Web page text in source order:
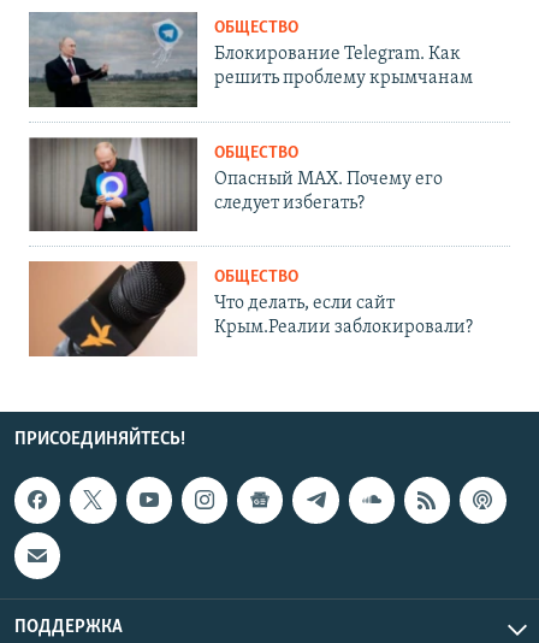
ОБЩЕСТВО
Блокирование Telegram. Как
решить проблему крымчанам
ОБЩЕСТВО
Опасный MAX. Почему его
следует избегать?
ОБЩЕСТВО
Что делать, если сайт
Крым.Реалии заблокировали?
ПРИСОЕДИНЯЙТЕСЬ!
ПОДДЕРЖКА